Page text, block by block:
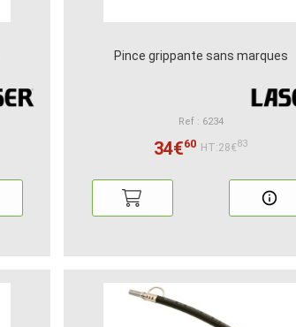
Pince grippante sans marques
Ref : 6234
34€60 HT:28€83